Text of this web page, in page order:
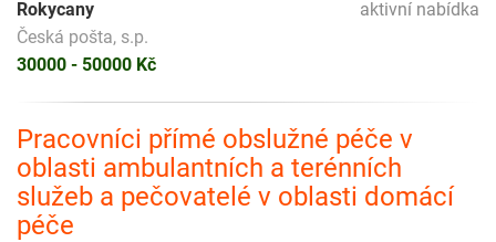
aktivní nabídka
Rokycany
Česká pošta, s.p.
30000 - 50000 Kč
Pracovníci přímé obslužné péče v
oblasti ambulantních a terénních
služeb a pečovatelé v oblasti domácí
péče